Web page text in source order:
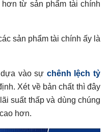
từ sản phẩm tài chính
sản phẩm tài chính ấy là
vào sự chênh lệch tỷ
Xét về bản chất thì đây
suất thấp và dùng chúng
hơn.